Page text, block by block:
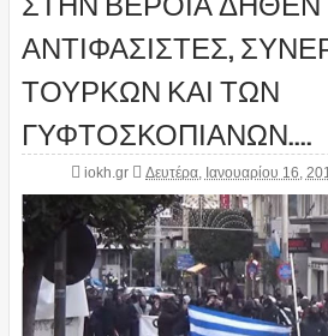
ΑΝΤΙΦΑΣΙΣΤΕΣ,
ΤΟΥΡΚΩΝ ΚΑΙ ΤΩΝ
ΓΥΦΤΟΣΚΟΠΙΑΝΩΝ....
iokh.gr Δευτέρα, Ιανουαρίου 16,